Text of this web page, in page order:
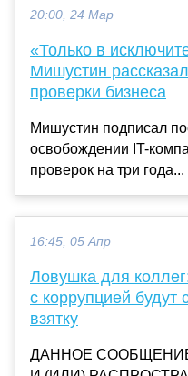
20:00, 24 Мар
«Только в
Мишустин
проверки бизнеса
Мишустин подписал
освобождении IT-
проверок на три года...
16:45, 05 Апр
Ловушка для
с коррупцией будут
взятку
ДАННОЕ